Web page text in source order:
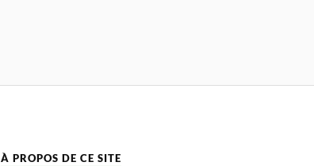
À PROPOS DE CE SITE